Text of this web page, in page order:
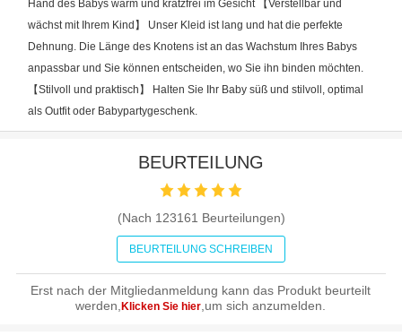
Hand des Babys warm und kratzfrei im Gesicht 【Verstellbar und
wächst mit Ihrem Kind】 Unser Kleid ist lang und hat die perfekte
Dehnung. Die Länge des Knotens ist an das Wachstum Ihres Babys
anpassbar und Sie können entscheiden, wo Sie ihn binden möchten.
【Stilvoll und praktisch】 Halten Sie Ihr Baby süß und stilvoll, optimal
als Outfit oder Babypartygeschenk.
BEURTEILUNG
(Nach 123161 Beurteilungen)
BEURTEILUNG SCHREIBEN
Erst nach der Mitgliedanmeldung kann das Produkt beurteilt
werden,Klicken Sie hier,um sich anzumelden.